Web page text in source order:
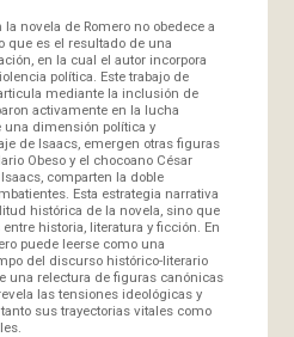
de Romero no obedece a
que es el resultado de una
en la cual el autor incorpora
política. Este trabajo de
mediante la inclusión de
activamente en la lucha
una dimensión política y
de Isaacs, emergen otras figuras
Obeso y el chocoano César
comparten la doble
Esta estrategia narrativa
histórica de la novela, sino que
historia, literatura y ficción. En
puede leerse como una
del discurso histórico-literario
una relectura de figuras canónicas
las tensiones ideológicas y
sus trayectorias vitales como